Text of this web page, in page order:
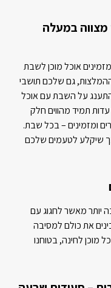
מצווה במעלה
אוכל מוכן לשבת
גם שלכם תושבי
על השבת עם אוכל
תמיד מהווים חלק
ומזמינים – בכל שבת.
שיקלע לטעמים שלכם
יותר מאשר לחגוג עם
את כולם למסיבה
מוכן לחינה, בטוחנו